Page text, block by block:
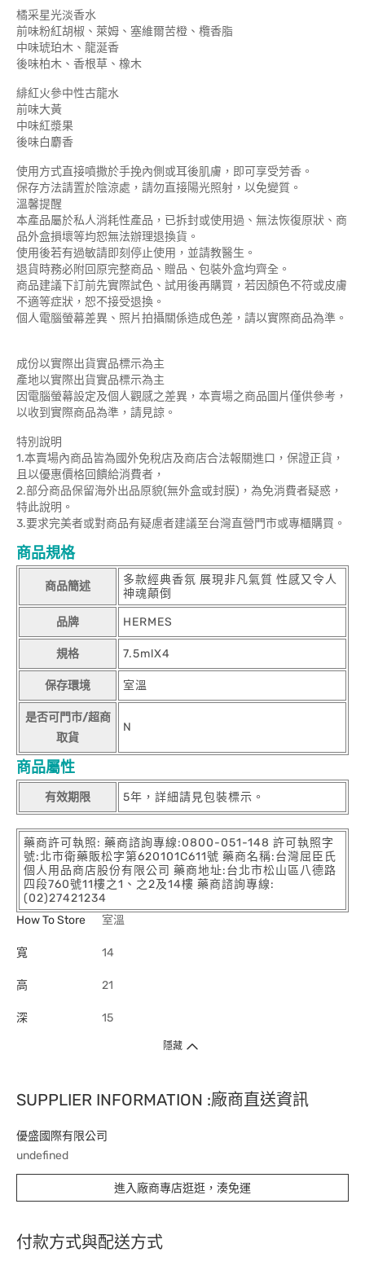
橘采星光淡香水
前味粉紅胡椒、萊姆、塞維爾苦橙、欖香脂
中味琥珀木、龍涎香
後味柏木、香根草、橡木
緋紅火參中性古龍水
前味大黃
中味紅漿果
後味白麝香
使用方式直接噴撒於手挽內側或耳後肌膚，即可享受芳香。
保存方法請置於陰涼處，請勿直接陽光照射，以免變質。
溫馨提醒
本產品屬於私人消耗性產品，已拆封或使用過、無法恢復原狀、商
品外盒損壞等均恕無法辦理退換貨。
使用後若有過敏請即刻停止使用，並請教醫生。
退貨時務必附回原完整商品、贈品、包裝外盒均齊全。
商品建議下訂前先實際試色、試用後再購買，若因顏色不符或皮膚
不適等症狀，恕不接受退換。
個人電腦螢幕差異、照片拍攝關係造成色差，請以實際商品為準。
成份以實際出貨實品標示為主
產地以實際出貨實品標示為主
因電腦螢幕設定及個人觀感之差異，本賣場之商品圖片僅供參考，
以收到實際商品為準，請見諒。
特別說明
1.本賣場內商品皆為國外免稅店及商店合法報關進口，保證正貨，
且以優惠價格回饋給消費者，
2.部分商品保留海外出品原貌(無外盒或封膜)，為免消費者疑惑，
特此說明。
3.要求完美者或對商品有疑慮者建議至台灣直營門市或專櫃購買。
商品規格
商品簡述
多款經典香氛 展現非凡氣質 性感又令人
神魂顛倒
品牌 HERMES
規格 7.5mlX4
保存環境 室溫
是否可門市/超商
取貨
N
商品屬性
有效期限 5年，詳細請見包裝標示。
藥商許可執照: 藥商諮詢專線:0800-051-148 許可執照字
號:北市衛藥販松字第620101C611號 藥商名稱:台灣屈臣氏
個人用品商店股份有限公司 藥商地址:台北市松山區八德路
四段760號11樓之1、之2及14樓 藥商諮詢專線:
(02)27421234
How To Store
室溫
寬 14
高 21
深 15
隱藏
SUPPLIER INFORMATION :廠商直送資訊
優盛國際有限公司
undefined
進入廠商專店逛逛，湊免運
付款方式與配送方式